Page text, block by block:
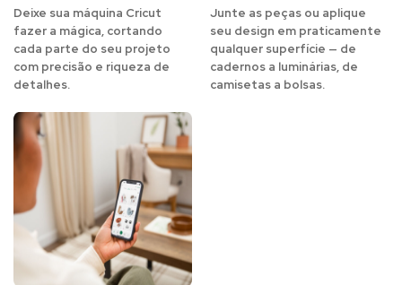
Deixe sua máquina Cricut
fazer a mágica, cortando
cada parte do seu projeto
com precisão e riqueza de
detalhes.
Junte as peças ou aplique
seu design em praticamente
qualquer superfície — de
cadernos a luminárias, de
camisetas a bolsas.